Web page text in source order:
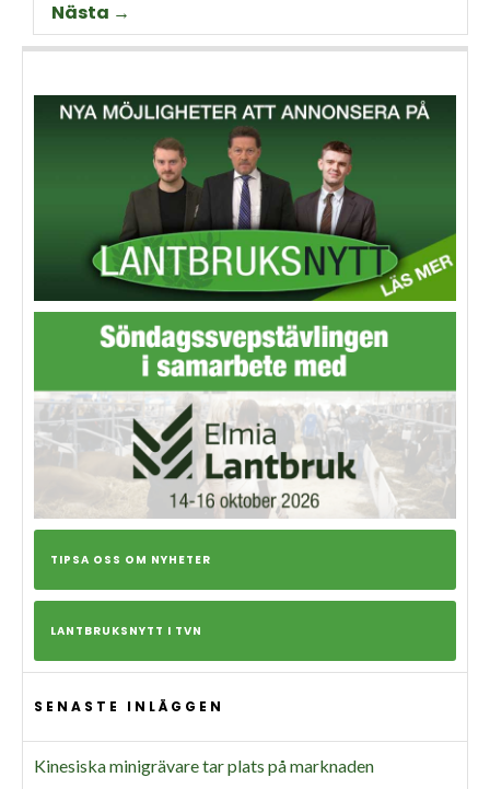
slakteribranchens
utmaningar framöver.
Nästa →
TIPSA OSS OM NYHETER
LANTBRUKSNYTT I TVN
SENASTE INLÄGGEN
Kinesiska minigrävare tar plats på marknaden